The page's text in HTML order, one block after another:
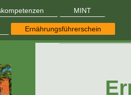
MINT
Ernährungsführerschein